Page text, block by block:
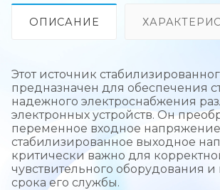
ОПИСАНИЕ
Этот источник
предназначен для обеспечения
надежного электроснабжения
электронных устройств. Он
переменное входное
стабилизированное выходное
критически важно для
чувствительного оборудования
срока его службы.